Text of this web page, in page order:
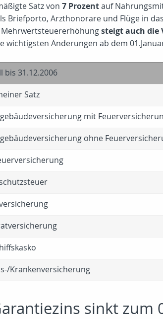
Satz von 7 Prozentauf
Briefporto, Arzthonorare und Flüge in
steigt auch die
wichtigsten Änderungen ab dem
bis 31.12.2006
Satz
mit
ohne
Krankenversicherung
sinkt zum